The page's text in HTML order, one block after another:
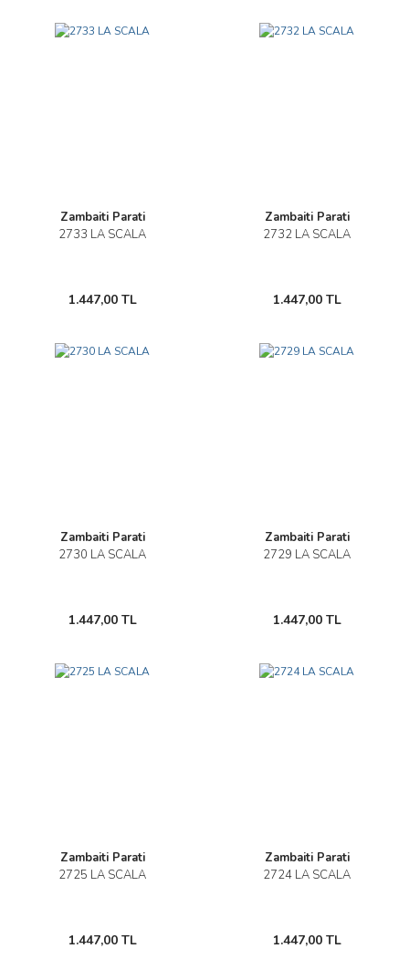
Zambaiti Parati
2733 LA SCALA
1.447,00 TL
Zambaiti Parati
2732 LA SCALA
1.447,00 TL
Zambaiti Parati
2730 LA SCALA
1.447,00 TL
Zambaiti Parati
2729 LA SCALA
1.447,00 TL
Zambaiti Parati
2725 LA SCALA
1.447,00 TL
Zambaiti Parati
2724 LA SCALA
1.447,00 TL